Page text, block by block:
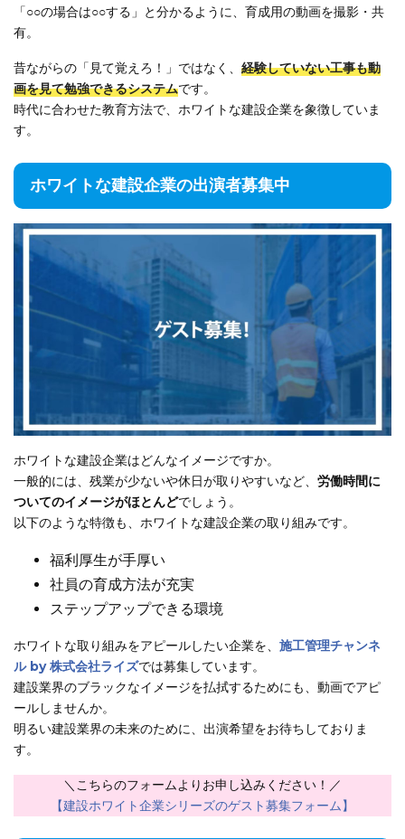
「○○の場合は○○する」と分かるように、育成用の動画を撮影・共
有。
昔ながらの「見て覚えろ！」ではなく、 経験していない工事も動
画を見て勉強できるシステムです。
時代に合わせた教育方法で、ホワイトな建設企業を象徴していま
す。
ホワイトな建設企業の出演者募集中
ホワイトな建設企業はどんなイメージですか。
一般的には、残業が少ないや休日が取りやすいなど、 労働時間に
ついてのイメージがほとんどでしょう。
以下のような特徴も、ホワイトな建設企業の取り組みです。
福利厚生が手厚い
社員の育成方法が充実
ステップアップできる環境
ホワイトな取り組みをアピールしたい企業を、 施工管理チャンネ
ル by 株式会社ライズでは募集しています。
建設業界のブラックなイメージを払拭するためにも、動画でアピ
ールしませんか。
明るい建設業界の未来のために、出演希望をお待ちしておりま
す。
＼こちらのフォームよりお申し込みください！／
【建設ホワイト企業シリーズのゲスト募集フォーム】